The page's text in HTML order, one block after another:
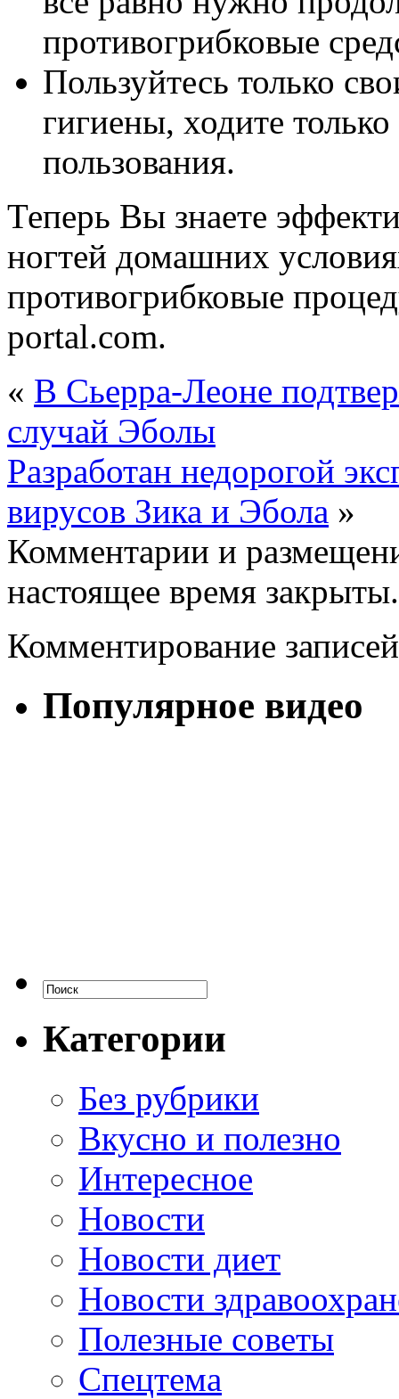
противогрибковые
Пользуйтесь только
гигиены, ходите
пользования.
Теперь Вы знаете
ногтей домашних
противогрибковые
portal.com.
« В Сьерра-Леоне
случай Эболы
Разработан недорогой
вирусов Зика и Эбола »
Комментарии и
настоящее время закрыты.
Комментирование
Популярное видео
Категории
Без рубрики
Вкусно и полезно
Интересное
Новости
Новости диет
Новости
Полезные советы
Спецтема